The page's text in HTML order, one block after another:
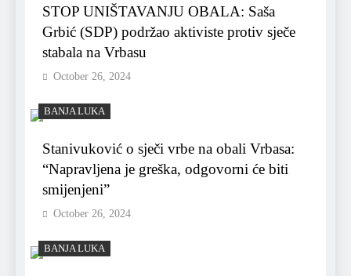
STOP UNIŠTAVANJU OBALA: Saša
Grbić (SDP) podržao aktiviste protiv sječe
stabala na Vrbasu
October 26, 2024
BANJA LUKA
Stanivuković o sječi vrbe na obali Vrbasa:
“Napravljena je greška, odgovorni će biti
smijenjeni”
October 26, 2024
BANJA LUKA